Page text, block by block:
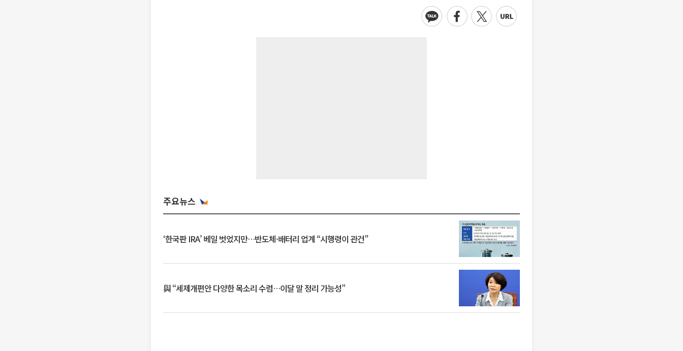
주요뉴스
‘한국판 IRA’ 베일 벗었지만…반도체·배터리 업계 “시행령이 관건”
與 “세제개편안 다양한 목소리 수렴…이달 말 정리 가능성”